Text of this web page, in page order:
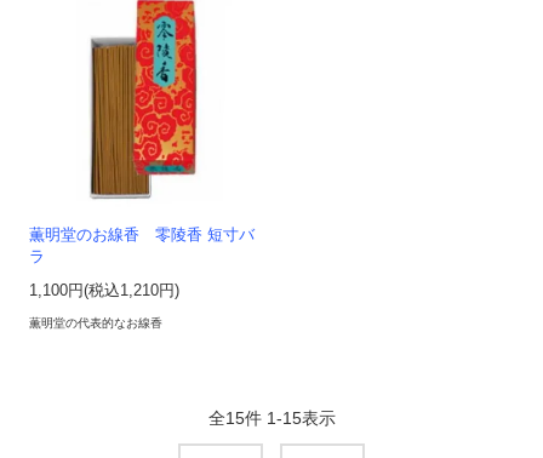
薫明堂のお線香 零陵香 短寸バ
ラ
1,100円(税込1,210円)
薫明堂の代表的なお線香
全15件 1-15表示